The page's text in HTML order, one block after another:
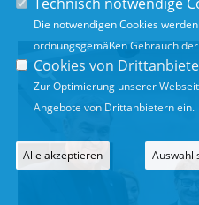
Die notwendigen Cookies
ordnungsgemäßen Gebrauch
Cookies von
Zur Optimierung unserer
Angebote von Drittanbietern ein.
Alle akzeptieren Auswahl